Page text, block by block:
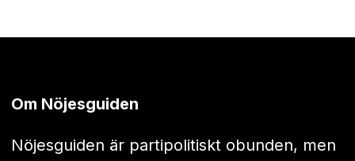
Om Nöjesguiden
Nöjesguiden är partipolitiskt obunden, men